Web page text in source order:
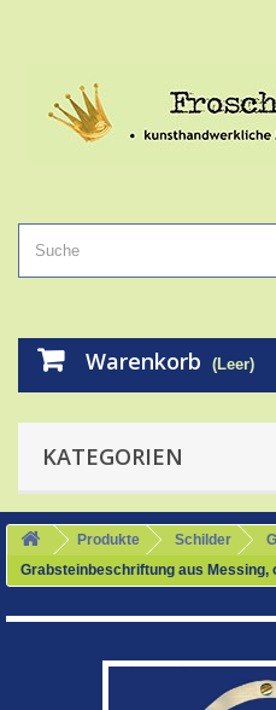
Warenkorb (Leer)
KATEGORIEN
Produkte Schilder
Grabsteinbeschriftung aus Messing,